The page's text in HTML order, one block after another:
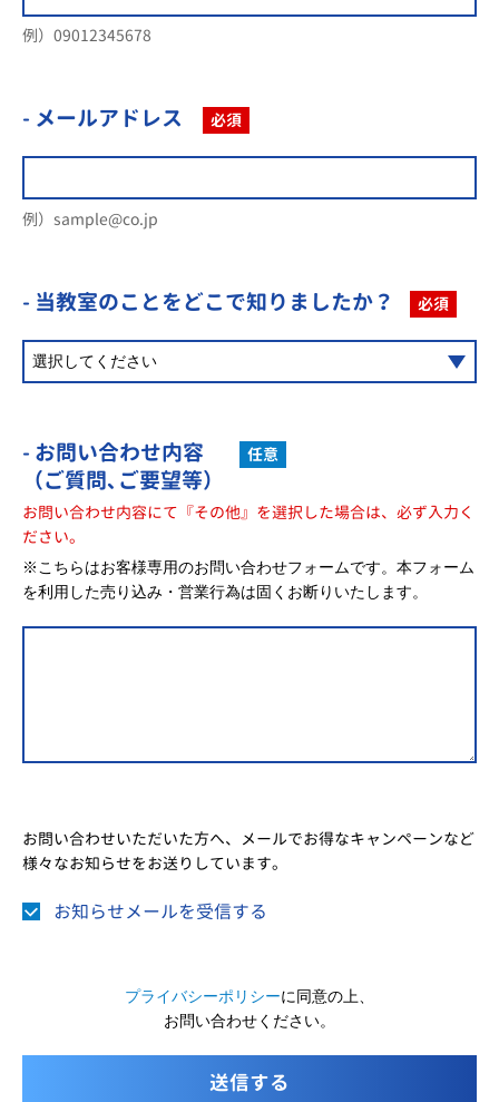
例）09012345678
- メールアドレス 必須
例）sample@co.jp
- 当教室のことをどこで知りましたか？ 必須
- お問い合わせ内容
（ご質問､ご要望等）
任意
お問い合わせ内容にて『その他』を選択した場合は、必ず入力く
ださい。
※こちらはお客様専用のお問い合わせフォームです。本フォーム
を利用した売り込み・営業行為は固くお断りいたします。
お問い合わせいただいた方へ、メールでお得なキャンペーンなど
様々なお知らせをお送りしています。
お知らせメールを受信する
プライバシーポリシーに同意の上、
お問い合わせください。